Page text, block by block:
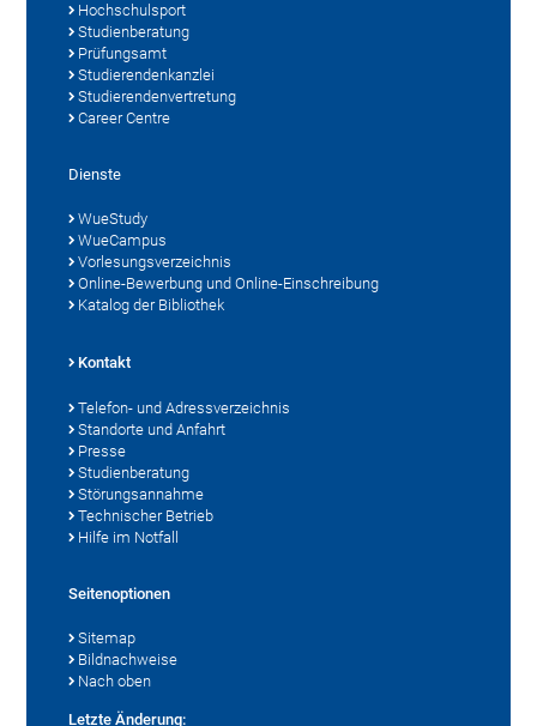
Hochschulsport
Studienberatung
Prüfungsamt
Studierendenkanzlei
Studierendenvertretung
Career Centre
Dienste
WueStudy
WueCampus
Vorlesungsverzeichnis
Online-Bewerbung und Online-Einschreibung
Katalog der Bibliothek
Kontakt
Telefon- und Adressverzeichnis
Standorte und Anfahrt
Presse
Studienberatung
Störungsannahme
Technischer Betrieb
Hilfe im Notfall
Seitenoptionen
Sitemap
Bildnachweise
Nach oben
Letzte Änderung: